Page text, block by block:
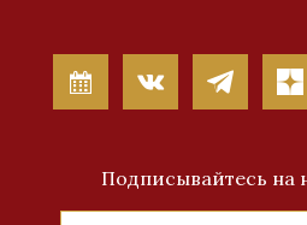
Подписывайтесь на